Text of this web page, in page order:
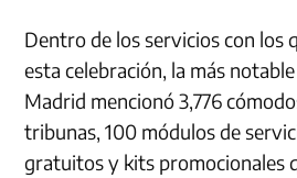
Dentro de los servicios con los
esta celebración, la más
Madrid mencionó 3,776
tribunas, 100 módulos de
gratuitos y kits promocionales